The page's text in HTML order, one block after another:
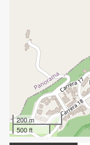
200 m
500 ft